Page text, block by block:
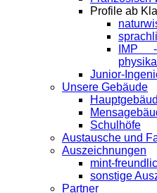
Profile ab
IMP -
Junior-
Unsere Gebäude
Schulhöfe
Austausche und
Auszeichnungen
mint-
sonstige
Partner